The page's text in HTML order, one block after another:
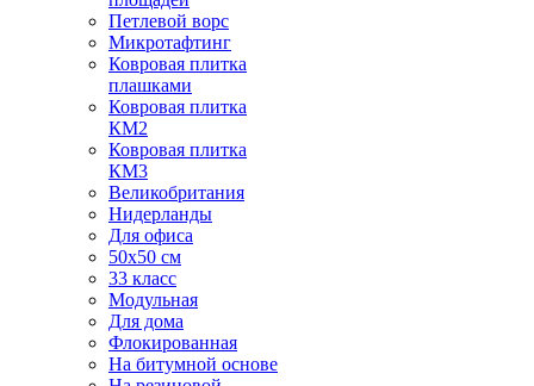
Петлевой ворс
Микротафтинг
Ковровая плитка
плашками
Ковровая плитка
КМ2
Ковровая плитка
КМ3
Великобритания
Нидерланды
Для офиса
50х50 см
33 класс
Модульная
Для дома
Флокированная
На битумной основе